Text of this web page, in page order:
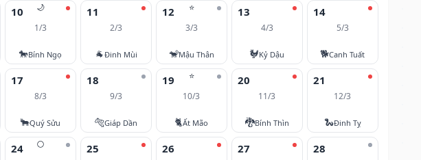
🌙
10
1/3
🐎Bính Ngọ
11
2/3
🐐Đinh Mùi
⭐
12
3/3
🐒Mậu Thân
13
4/3
🐓Kỷ Dậu
14
5/3
🐕Canh Tuất
17
8/3
🐂Quý Sửu
18
9/3
🐅Giáp Dần
⭐
19
10/3
🐈Ất Mão
20
11/3
🐉Bính Thìn
21
12/3
🐍Đinh Tỵ
🌕
24 25 26 27 28